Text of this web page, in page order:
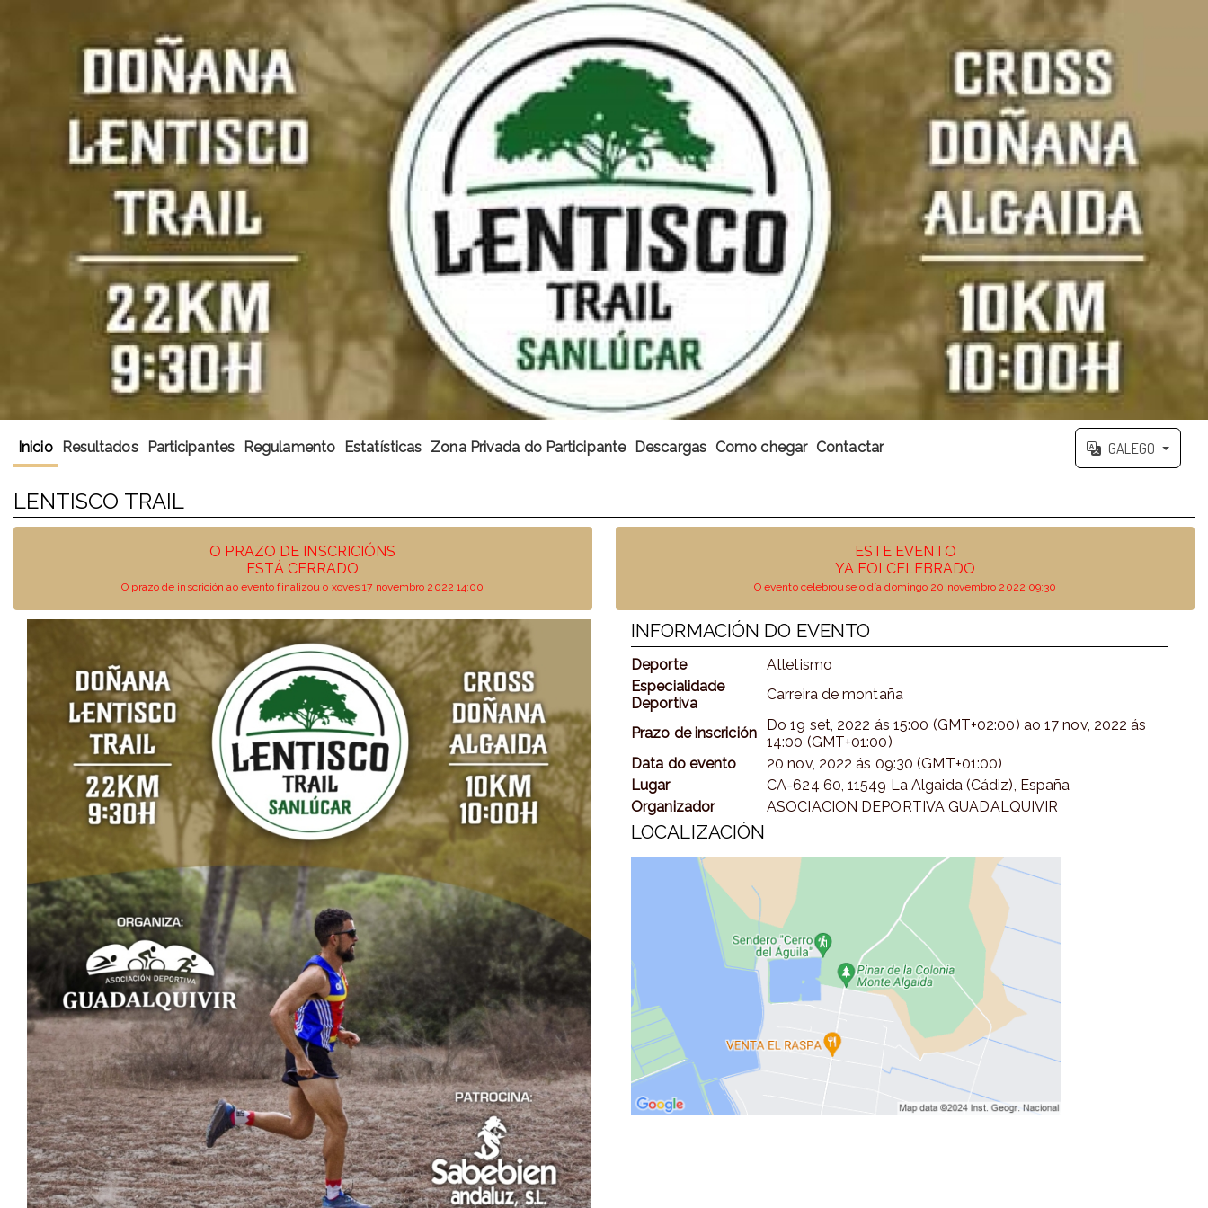
Inicio Resultados Participantes Regulamento Estatísticas Zona Privada do Participante Descargas Como chegar Contactar GALEGO
LENTISCO TRAIL
O PRAZO DE INSCRICIÓNS
ESTÁ CERRADO
O prazo de inscrición ao evento finalizou o xoves 17 novembro 2022 14:00
ESTE EVENTO
YA FOI CELEBRADO
O evento celebrouse o día domingo 20 novembro 2022 09:30
INFORMACIÓN DO EVENTO
Deporte
Atletismo
Especialidade
Deportiva
Carreira de montaña
Prazo de inscrición Do19 set, 2022 ás 15:00 (GMT+02:00) ao17 nov, 2022 ás
14:00 (GMT+01:00)
Data do evento
20 nov, 2022 ás 09:30 (GMT+01:00)
Lugar
CA-624 60, 11549 La Algaida (Cádiz), España
Organizador
ASOCIACION DEPORTIVA GUADALQUIVIR
LOCALIZACIÓN